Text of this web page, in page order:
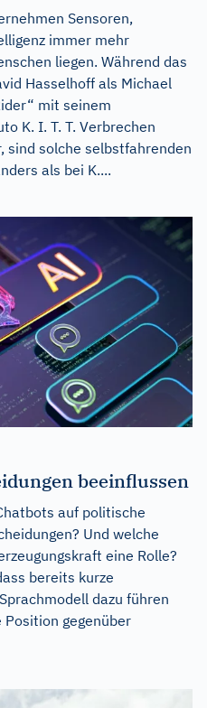
Sensoren,
immer mehr
liegen. Während das
Hasselhoff als Michael
mit seinem
K. I. T. T. Verbrechen
sind solche selbstfahrenden
als bei K....
beeinflussen
auf politische
Und welche
eine Rolle?
bereits kurze
dazu führen
Position gegenüber